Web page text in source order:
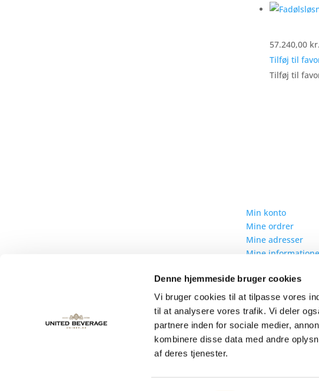
Denne hjemmeside bruger cookies
Vi bruger cookies til at tilpasse vores
til at analysere vores trafik. Vi deler
partnere inden for sociale medier,
kombinere disse data med andre
af deres tjenester.
57.240,00 kr.
Tilføj til
Tilføj til
Min konto
Mine ordrer
Mine adresser
Mine